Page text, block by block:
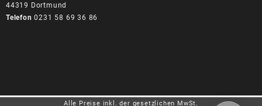
44319 Dortmund
Telefon 0231 58 69 36 86
Alle Preise inkl. der gesetzlichen MwSt.